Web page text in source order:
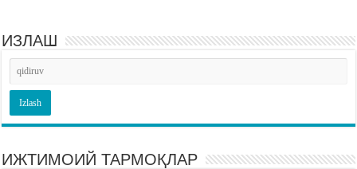
ИЗЛАШ
ИЖТИМОИЙ ТАРМОҚЛАР